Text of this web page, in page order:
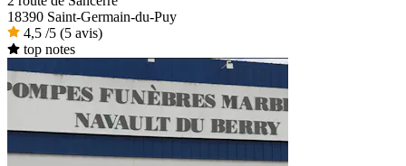
18390 Saint-Germain-du-Puy
4,5 /5 (5 avis)
top notes